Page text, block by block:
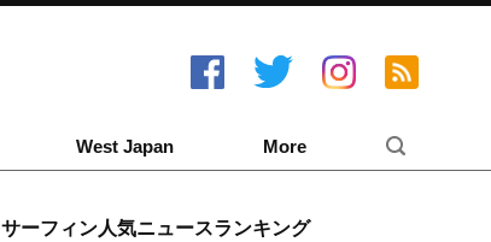
West Japan More
サーフィン人気ニュースランキング